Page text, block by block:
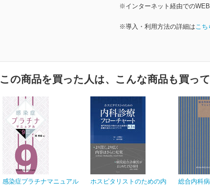
※インターネット経由での
※導入・利用方法の詳細はこち
この商品を買った人は、こんな商品も買って
感染症プラチナマニュアル
ホスピタリストのための内
総合内科